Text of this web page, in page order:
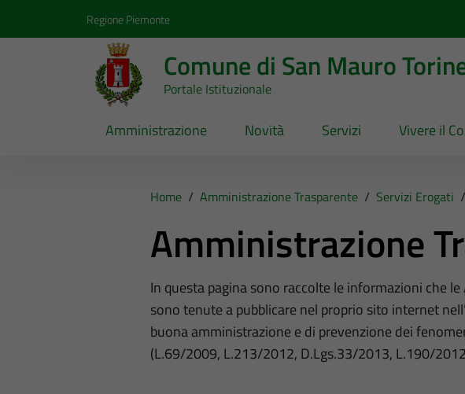
Regione Piemonte
Comune di San Mauro
Portale Istituzionale
Amministrazione Novità Servizi Vivere il
Home / Amministrazione Trasparente / Servizi Erogati /
Amministrazione
In questa pagina sono raccolte le informazioni che
sono tenute a pubblicare nel proprio sito internet
buona amministrazione e di prevenzione dei
(L.69/2009, L.213/2012, D.Lgs.33/2013, L.190/